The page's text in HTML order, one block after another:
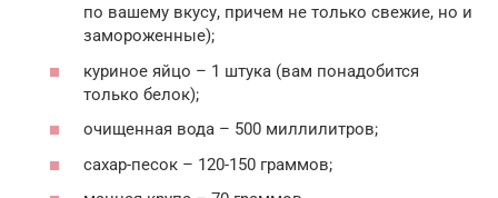
по вашему вкусу, причем не только свежие, но и
замороженные);
куриное яйцо – 1 штука (вам понадобится
только белок);
очищенная вода – 500 миллилитров;
сахар-песок – 120-150 граммов;